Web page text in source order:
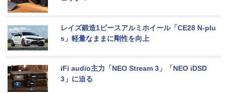
レイズ鍛造1ピースアルミホイール「CE28 N-plu
s」軽量なままに剛性を向上
iFi audio主力「NEO Stream 3」「NEO iDSD
3」に迫る